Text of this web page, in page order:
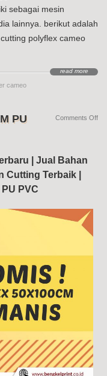
sebagai mesin
lainnya. berikut adalah
polyflex cameo
read more
cameo
PU
| Jual Bahan
Cutting Terbaik |
PVC
Comments Offon